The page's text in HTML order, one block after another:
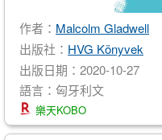
作者： Malcolm Gladwell
出版社： HVG Könyvek
出版日期：2020-10-27
語言：匈牙利文
樂天KOBO